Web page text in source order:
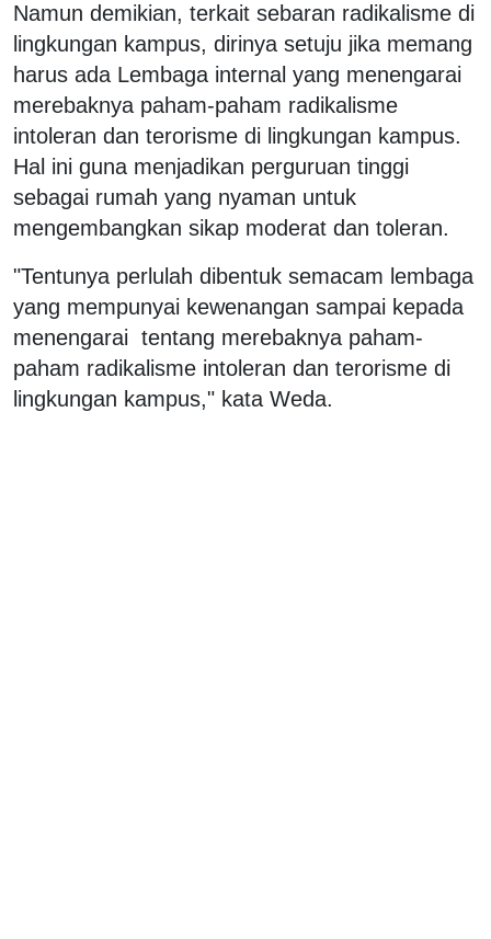
Namun demikian, terkait sebaran radikalisme di
lingkungan kampus, dirinya setuju jika memang
harus ada Lembaga internal yang menengarai
merebaknya paham-paham radikalisme
intoleran dan terorisme di lingkungan kampus.
Hal ini guna menjadikan perguruan tinggi
sebagai rumah yang nyaman untuk
mengembangkan sikap moderat dan toleran.
"Tentunya perlulah dibentuk semacam lembaga
yang mempunyai kewenangan sampai kepada
menengarai tentang merebaknya paham-
paham radikalisme intoleran dan terorisme di
lingkungan kampus," kata Weda.